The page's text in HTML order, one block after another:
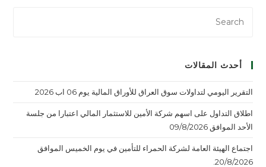
أحدث المقالات
التقرير اليومي لتداولات سوق العراق للأوراق المالية يوم 06 اب 2026
اطلاق التداول على اسهم شركة الأمين للاستثمار المالي اعتبارا من جلسة
الأحد الموافق 09/8/2026
اجتماع الهيئة العامة لشركة الحمراء للتأمين في يوم الخميس الموافق
20/8/2026.